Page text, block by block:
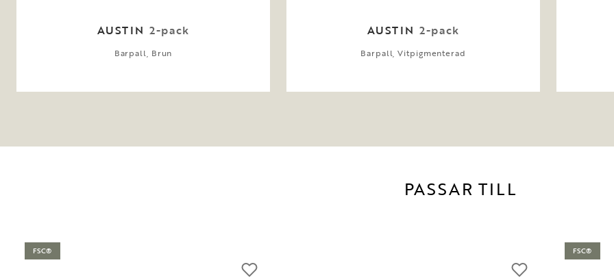
AUSTIN 2-pack
Barpall, Brun
AUSTIN 2-pack
Barpall, Vitpigmenterad
PASSAR TILL
FSC® FSC®